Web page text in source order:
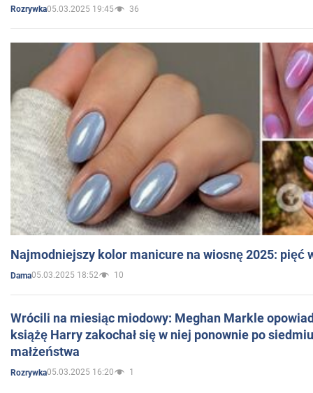
Rozrywka05.03.2025 19:45 36
Najmodniejszy kolor manicure na wiosnę 2025: pięć
Dama05.03.2025 18:52 10
Wrócili na miesiąc miodowy: Meghan Markle
książę Harry zakochał się w niej ponownie po
małżeństwa
Rozrywka05.03.2025 16:20 1